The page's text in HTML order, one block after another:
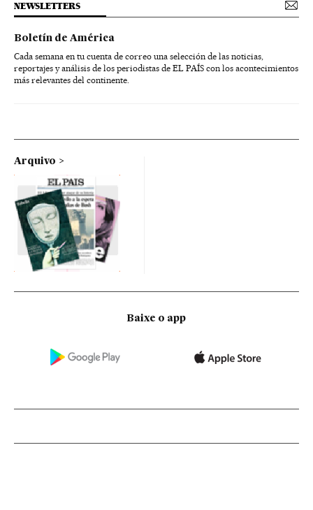
NEWSLETTERS
Boletín de América
Cada semana en tu cuenta de correo una selección de las noticias,
reportajes y análisis de los periodistas de EL PAÍS con los acontecimientos
más relevantes del continente.
Arquivo
Baixe o app